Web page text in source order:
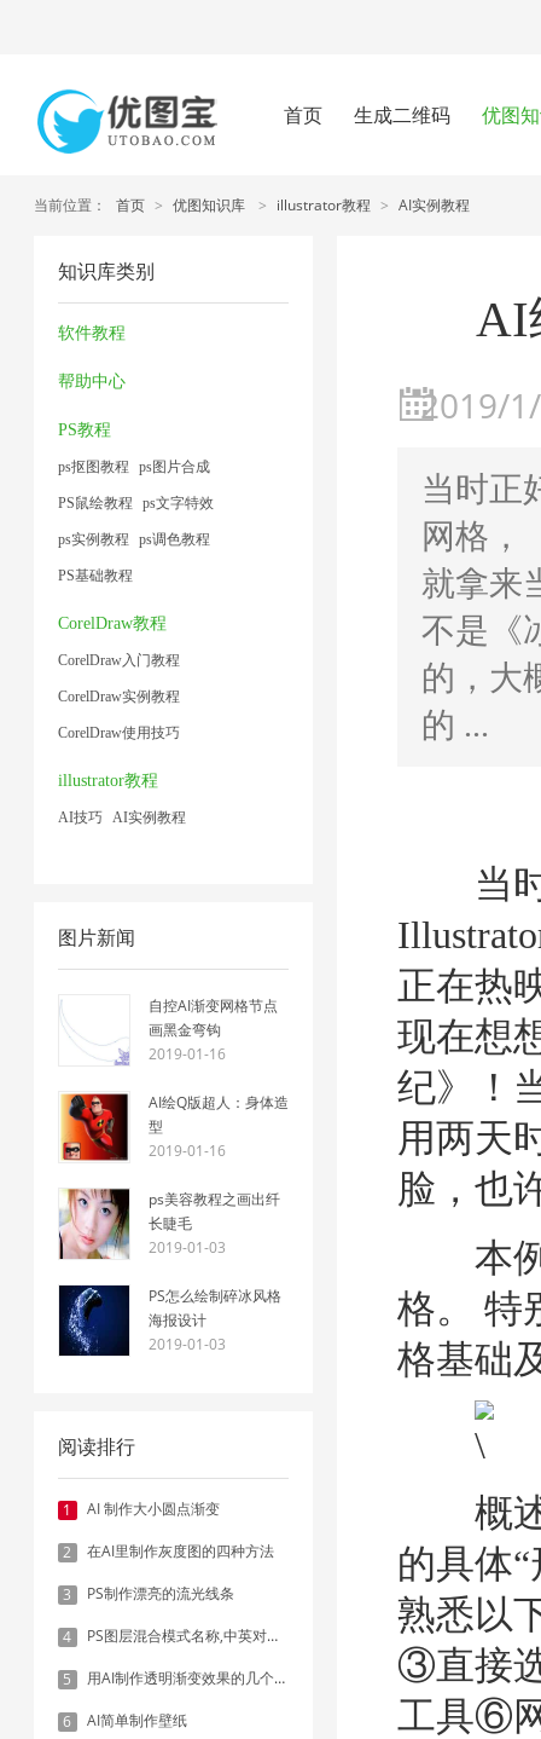
首页 生成二维码 优图
当前位置： 首页 > 优图知识库 > illustrator教程 > AI实例教程
知识库类别
软件教程
帮助中心
PS教程
ps抠图教程 ps图片合成
PS鼠绘教程 ps文字特效
ps实例教程 ps调色教程
PS基础教程
CorelDraw教程
CorelDraw入门教程
CorelDraw实例教程
CorelDraw使用技巧
illustrator教程
AI技巧 AI实例教程
图片新闻
自控AI渐变网格节点
画黑金弯钩
2019-01-16
AI绘Q版超人：身体造
型
2019-01-16
ps美容教程之画出纤
长睫毛
2019-01-03
PS怎么绘制碎冰风格
海报设计
2019-01-03
阅读排行
1 AI 制作大小圆点渐变
2 在AI里制作灰度图的四种方法
3 PS制作漂亮的流光线条
4 PS图层混合模式名称,中英对照表
5 用AI制作透明渐变效果的几个方法
6 AI简单制作壁纸
AI
2019/
当时正
网格，
就拿来
不是《
的，大
的 ...
当时
正在热
现在想
纪》！
用两天
脸，也
本例
格。 特
格基础
概述
的具体
熟悉以
③直接
工具⑥